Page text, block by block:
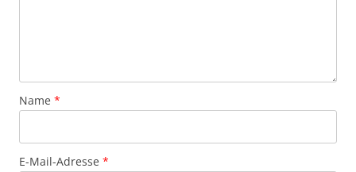
Name *
E-Mail-Adresse *